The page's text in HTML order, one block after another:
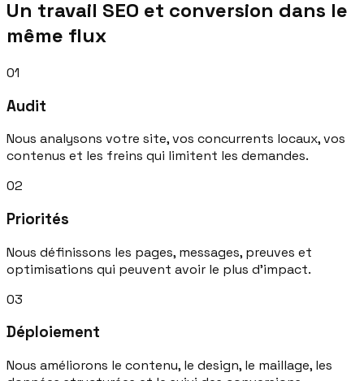
Un travail SEO et conversion dans le
même flux
01
Audit
Nous analysons votre site, vos concurrents locaux, vos
contenus et les freins qui limitent les demandes.
02
Priorités
Nous définissons les pages, messages, preuves et
optimisations qui peuvent avoir le plus d'impact.
03
Déploiement
Nous améliorons le contenu, le design, le maillage, les